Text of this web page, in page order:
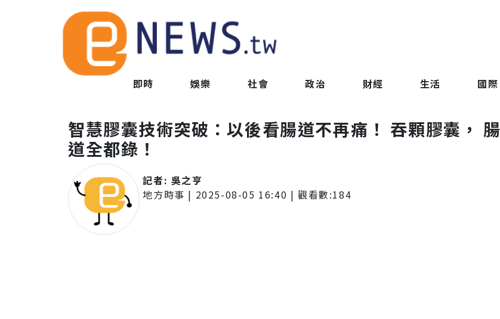
即時 娛樂 社會 政治 財經 生活 國際
智慧膠囊技術突破：以後看腸道不再痛！ 吞顆膠囊， 腸
道全都錄！
記者: 吳之亨
地方時事 | 2025-08-05 16:40 | 觀看數:184